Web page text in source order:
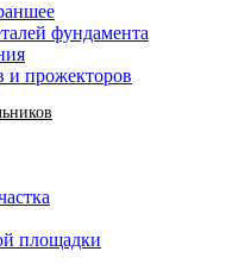
фундамента
и прожекторов
площадки